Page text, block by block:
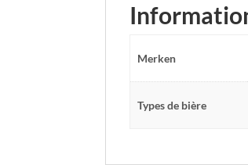
Merken
Types de bière